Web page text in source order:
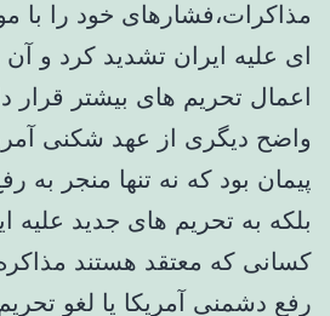
مذاکرات،فشارهای خود را با
ای علیه ایران تشدید کرد و آن
واضح دیگری از عهد شکنی
پیمان بود که نه تنها منجر به
بلکه به تحریم های جدید علیه
کسانی که معتقد هستند
رفع دشمنیِ آمریکا یا لغو